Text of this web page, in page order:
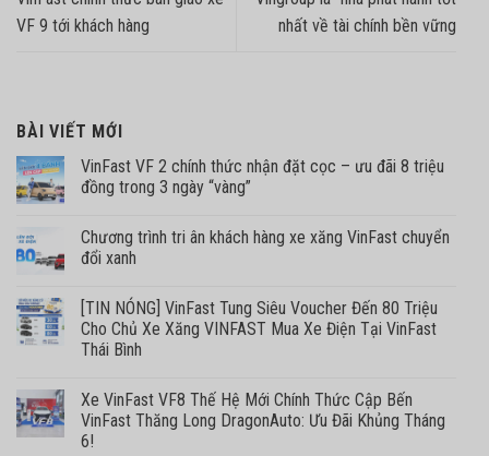
VF 9 tới khách hàng
nhất về tài chính bền vững
BÀI VIẾT MỚI
VinFast VF 2 chính thức nhận đặt cọc – ưu đãi 8 triệu
đồng trong 3 ngày “vàng”
Chương trình tri ân khách hàng xe xăng VinFast chuyển
đổi xanh
[TIN NÓNG] VinFast Tung Siêu Voucher Đến 80 Triệu
Cho Chủ Xe Xăng VINFAST Mua Xe Điện Tại VinFast
Thái Bình
Xe VinFast VF8 Thế Hệ Mới Chính Thức Cập Bến
VinFast Thăng Long DragonAuto: Ưu Đãi Khủng Tháng
6!